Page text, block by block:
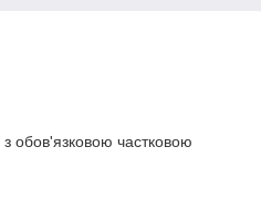
обов'язковою частковою